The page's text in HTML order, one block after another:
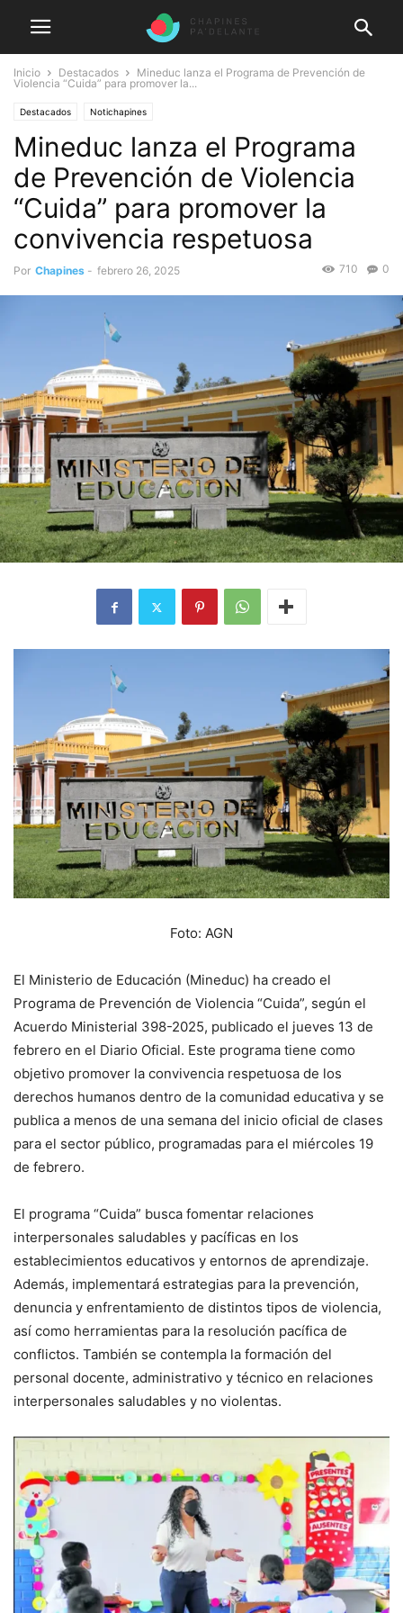
Inicio Destacados
Mineduc lanza el Programa de Prevención de
Violencia “Cuida” para promover la...
Destacados Notichapines
Mineduc lanza el Programa
de Prevención de Violencia
“Cuida” para promover la
convivencia respetuosa
Por Chapines - febrero 26, 2025 0
710
Foto: AGN
El Ministerio de Educación (Mineduc) ha creado el
Programa de Prevención de Violencia “Cuida”, según el
Acuerdo Ministerial 398-2025, publicado el jueves 13 de
febrero en el Diario Oficial. Este programa tiene como
objetivo promover la convivencia respetuosa de los
derechos humanos dentro de la comunidad educativa y se
publica a menos de una semana del inicio oficial de clases
para el sector público, programadas para el miércoles 19
de febrero.
El programa “Cuida” busca fomentar relaciones
interpersonales saludables y pacíficas en los
establecimientos educativos y entornos de aprendizaje.
Además, implementará estrategias para la prevención,
denuncia y enfrentamiento de distintos tipos de violencia,
así como herramientas para la resolución pacífica de
conflictos. También se contempla la formación del
personal docente, administrativo y técnico en relaciones
interpersonales saludables y no violentas.